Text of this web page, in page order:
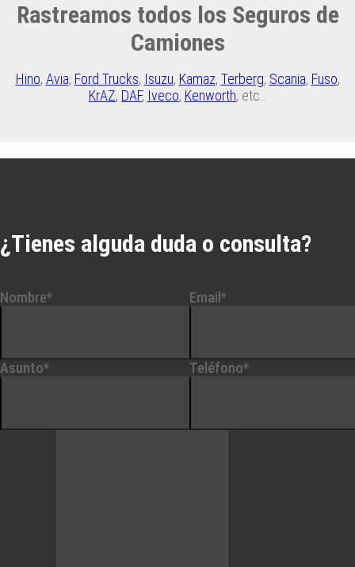
Rastreamos todos los Seguros de
Camiones
Hino, Avia, Ford Trucks, Isuzu, Kamaz, Terberg, Scania, Fuso,
KrAZ, DAF, Iveco, Kenworth, etc..
¿Tienes alguda duda o consulta?
Nombre*
Asunto*
Email*
Teléfono*